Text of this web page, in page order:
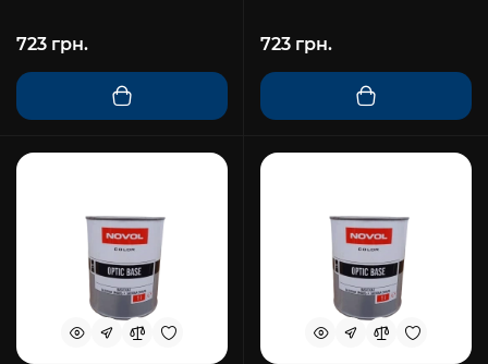
723 грн. 723 грн.